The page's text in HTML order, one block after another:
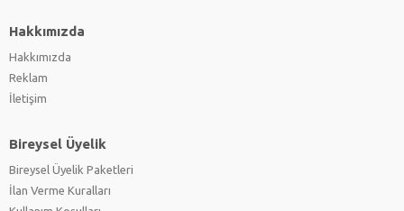
Hakkımızda
Hakkımızda
Reklam
İletişim
Bireysel Üyelik
Bireysel Üyelik Paketleri
İlan Verme Kuralları